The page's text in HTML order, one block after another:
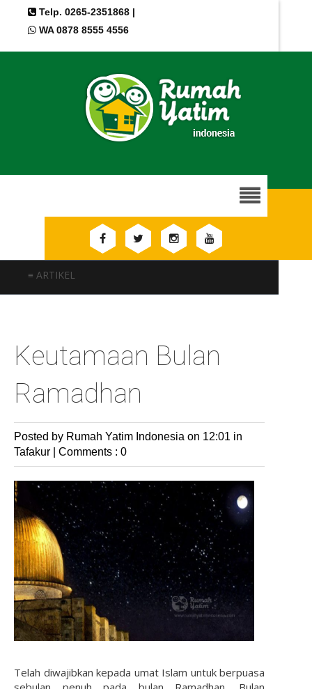
Telp. 0265-2351868 |
WA 0878 8555 4556
≡ ARTIKEL
Keutamaan Bulan
Ramadhan
Posted by Rumah Yatim Indonesia on 12:01 in
Tafakur
Comments : 0
Telah diwajibkan kepada umat Islam untuk berpuasa